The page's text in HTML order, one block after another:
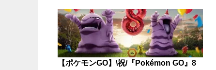
【ポケモンGO】\祝/『Pokémon GO』8